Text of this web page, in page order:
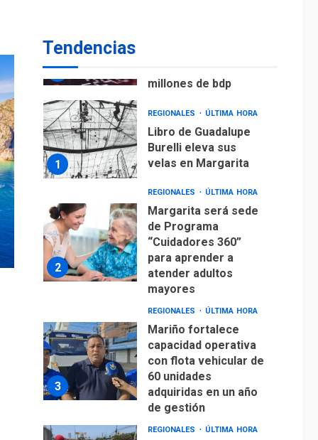
Tendencias
7
millones de bdp
1
REGIONALES ÚLTIMA HORA
Libro de Guadalupe
Burelli eleva sus
velas en Margarita
2
REGIONALES ÚLTIMA HORA
Margarita será sede
de Programa
“Cuidadores 360”
para aprender a
atender adultos
mayores
3
REGIONALES ÚLTIMA HORA
Mariño fortalece
capacidad operativa
con flota vehicular de
60 unidades
adquiridas en un año
de gestión
REGIONALES ÚLTIMA HORA